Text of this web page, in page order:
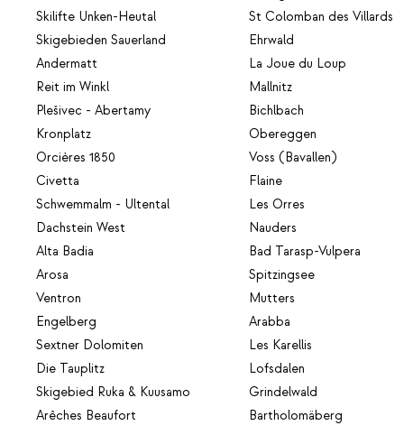
Skilifte Unken-Heutal
Skigebieden Sauerland
Andermatt
Reit im Winkl
Plešivec - Abertamy
Kronplatz
Orcières 1850
Civetta
Schwemmalm - Ultental
Dachstein West
Alta Badia
Arosa
Ventron
Engelberg
Sextner Dolomiten
Die Tauplitz
Skigebied Ruka & Kuusamo
Arêches Beaufort
St Colomban des Villards
Ehrwald
La Joue du Loup
Mallnitz
Bichlbach
Obereggen
Voss (Bavallen)
Flaine
Les Orres
Nauders
Bad Tarasp-Vulpera
Spitzingsee
Mutters
Arabba
Les Karellis
Lofsdalen
Grindelwald
Bartholomäberg